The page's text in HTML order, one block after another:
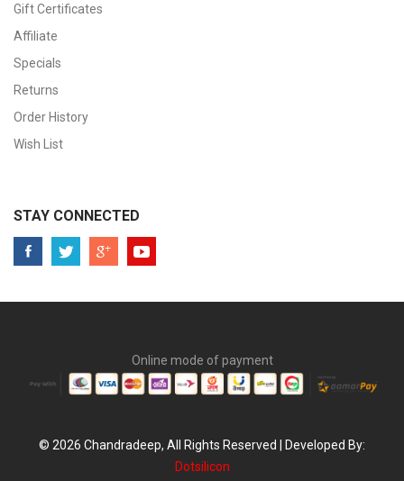
Gift Certificates
Affiliate
Specials
Returns
Order History
Wish List
STAY CONNECTED
Online mode of payment
© 2026 Chandradeep, All Rights Reserved | Developed By:
Dotsilicon